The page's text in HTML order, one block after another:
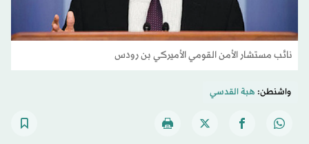
نائب مستشار الأمن القومي الأميركي بن رودس
واشنطن: هبة القدسي